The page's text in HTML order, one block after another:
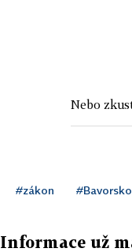
Nebo
#zákon #Bavorsko
Informace už